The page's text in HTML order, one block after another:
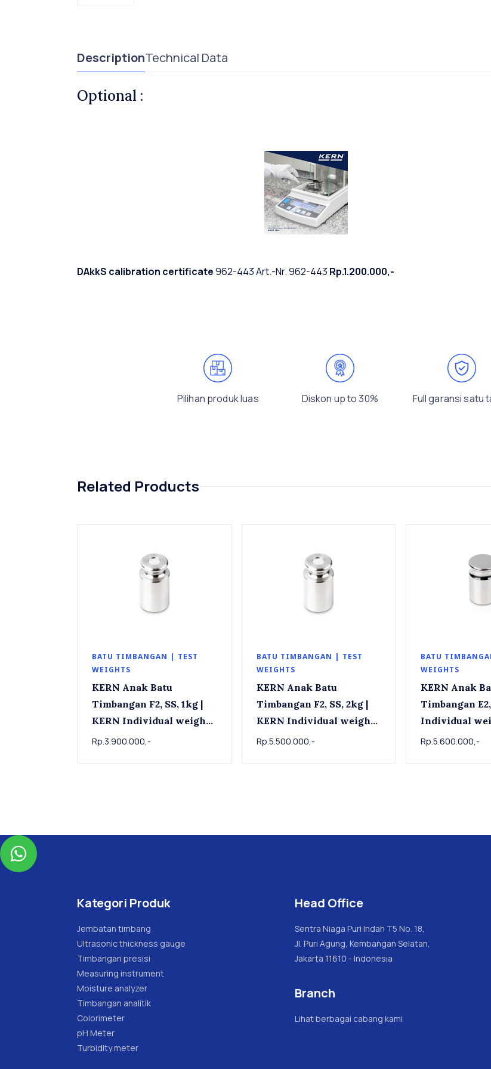
DescriptionTechnical Data
Optional :
DAkkS calibration certificate962-443 Art.-Nr. 962-443 Rp.1.200.000,-
Pilihan produk luas Diskon up to 30% Full garansi satu
Related Products
BATU TIMBANGAN | TEST
WEIGHTS
KERN Anak Batu
Timbangan F2, SS, 1kg |
KERN Individual weight
337-11 , OIML Class F2,
Rp.3.900.000,-
BATU TIMBANGAN | TEST
WEIGHTS
KERN Anak Batu
Timbangan F2, SS, 2kg |
KERN Individual weight
337-12 , OIML Class F2,
Rp.5.500.000,-
BATU
WEIGHTS
KERN Anak
Timbangan E2, 1kg |
Individual
OIML Class E2,
Rp.5.600.000,-

Kategori Produk
Jembatan timbang
Ultrasonic thickness gauge
Timbangan presisi
Measuring instrument
Moisture analyzer
Timbangan analitik
Colorimeter
pH Meter
Turbidity meter
Head Office
Sentra Niaga Puri Indah T5 No. 18,
Jl. Puri Agung, Kembangan Selatan,
Jakarta 11610 - Indonesia
Branch
Lihat berbagai cabang kami